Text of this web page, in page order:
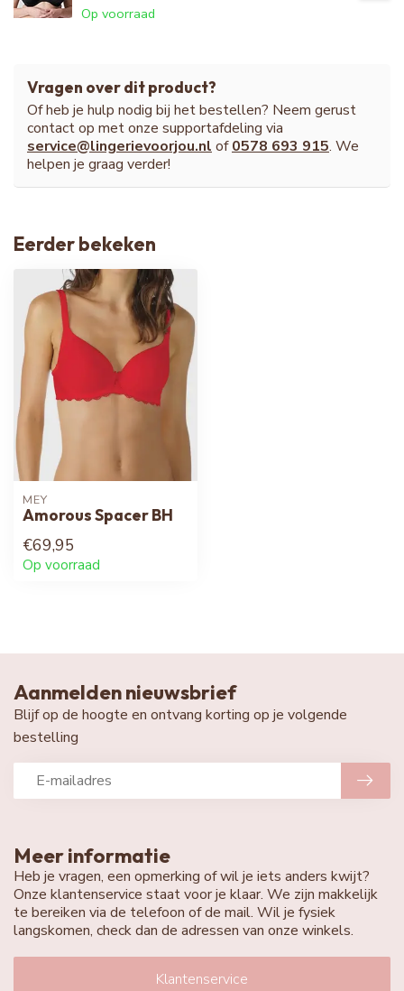
Op voorraad
Vragen over dit product?
Of heb je hulp nodig bij het bestellen? Neem gerust
contact op met onze supportafdeling via
service@lingerievoorjou.nl of0578 693 915. We
helpen je graag verder!
Eerder bekeken
MEY
Amorous Spacer BH
€69,95
Op voorraad
Meer informatie
Heb je vragen, een opmerking of wil je iets anders kwijt?
Onze klantenservice staat voor je klaar. We zijn makkelijk
te bereiken via de telefoon of de mail. Wil je fysiek
langskomen, check dan de adressen van onze winkels.
Klantenservice
Aanmelden nieuwsbrief
Blijf op de hoogte en ontvang korting op je volgende
bestelling